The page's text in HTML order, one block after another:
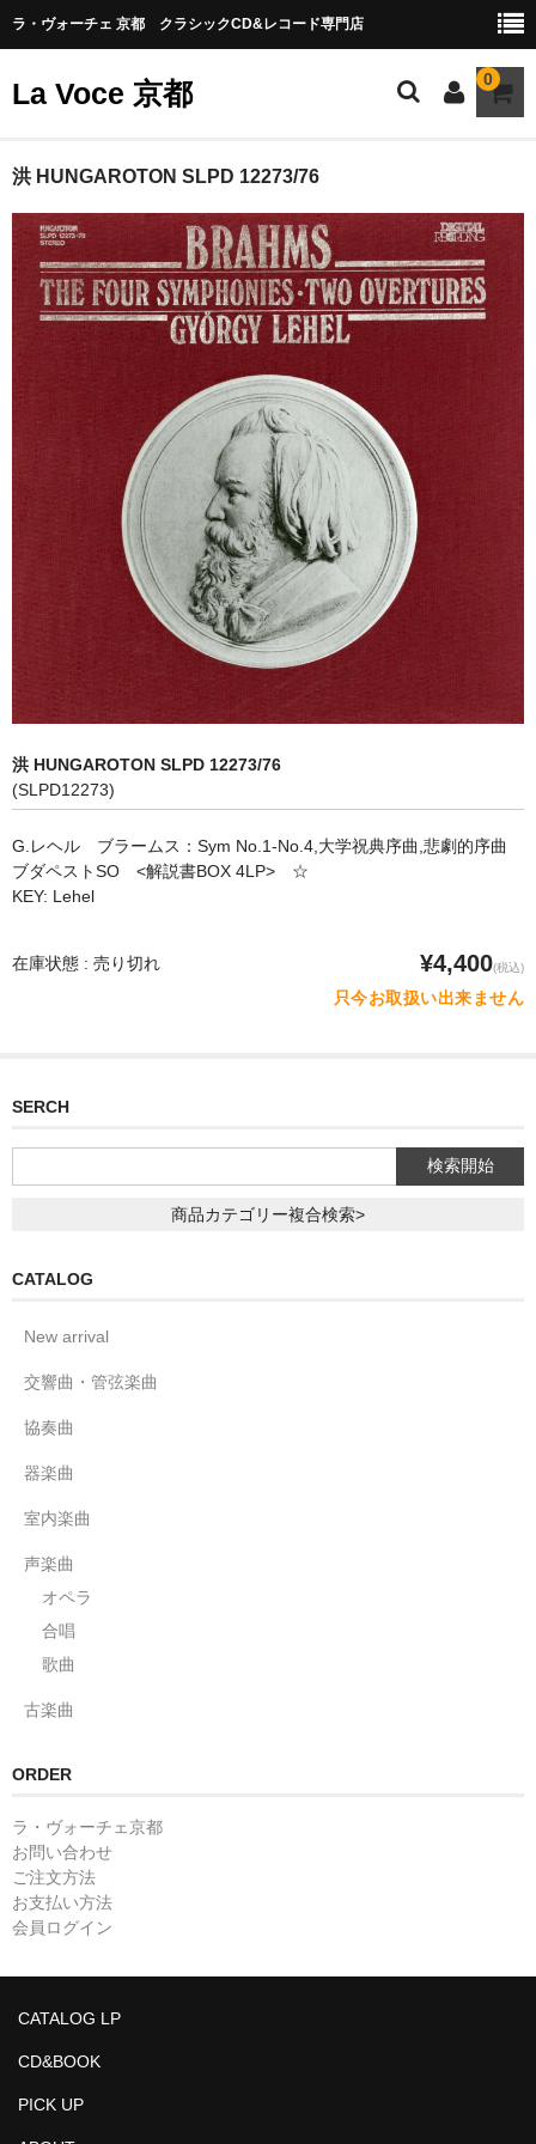
ラ・ヴォーチェ 京都 クラシックCD&レコード専門店
La Voce 京都 0
CATALOG LP
New arrival
交響曲・管弦楽曲
協奏曲
オペラ
CD&BOOK
PICK UP
ORDER
CONTACT
洪 HUNGAROTON SLPD 12273/76
洪 HUNGAROTON SLPD 12273/76
(SLPD12273)
G.レヘル ブラームス：Sym No.1-No.4,大学祝典序曲,悲劇的序曲
ブダペストSO <解説書BOX 4LP> ☆
KEY: Lehel
在庫状態 : 売り切れ ¥4,400(税込)
只今お取扱い出来ません
SERCH
商品カテゴリー複合検索>
CATALOG
New arrival
交響曲・管弦楽曲
協奏曲
器楽曲
室内楽曲
声楽曲
オペラ
合唱
歌曲
古楽曲
ORDER
ラ・ヴォーチェ京都
お問い合わせ
ご注文方法
お支払い方法
会員ログイン
CATALOG LP
CD&BOOK
PICK UP